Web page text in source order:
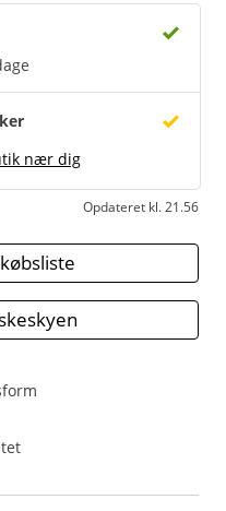
nær dig
Opdateret kl. 21.56